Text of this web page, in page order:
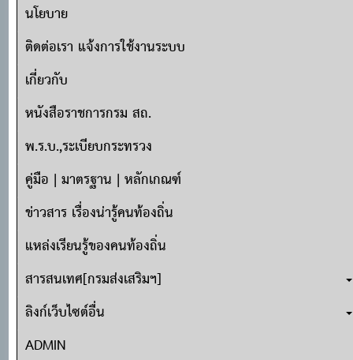
นโยบาย
ติดต่อเรา แจ้งการใช้งานระบบ
เกี่ยวกับ
หนังสือราชการกรม สถ.
พ.ร.บ.,ระเบียบกระทรวง
คู่มือ | มาตรฐาน | หลักเกณฑ์
ข่าวสาร เรื่องน่ารู้คนท้องถิ่น
แหล่งเรียนรู้ของคนท้องถิ่น
สารสนเทศ[กรมส่งเสริมฯ]
ลิงก์เว็บไซต์อื่น
ADMIN